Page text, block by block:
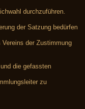
durchzuführen.
der Satzung bedürfen
der Zustimmung
die gefassten
zu